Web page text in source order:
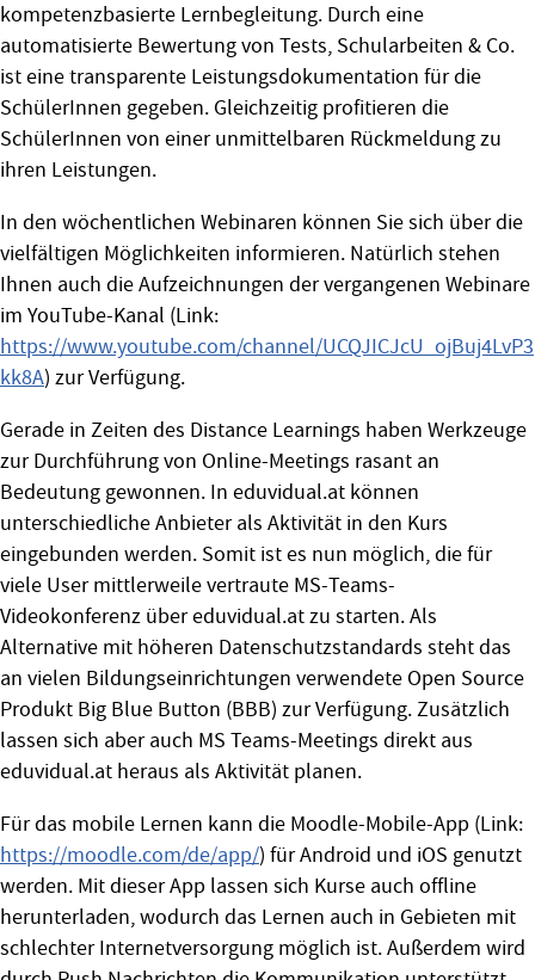
kompetenzbasierte Lernbegleitung. Durch eine
automatisierte Bewertung von Tests, Schularbeiten & Co.
ist eine transparente Leistungsdokumentation für die
SchülerInnen gegeben. Gleichzeitig profitieren die
SchülerInnen von einer unmittelbaren Rückmeldung zu
ihren Leistungen.
In den wöchentlichen Webinaren können Sie sich über die
vielfältigen Möglichkeiten informieren. Natürlich stehen
Ihnen auch die Aufzeichnungen der vergangenen Webinare
im YouTube-Kanal (Link:
https://www.youtube.com/channel/UCQJICJcU_ojBuj4LvP3
kk8A) zur Verfügung.
Gerade in Zeiten des Distance Learnings haben Werkzeuge
zur Durchführung von Online-Meetings rasant an
Bedeutung gewonnen. In eduvidual.at können
unterschiedliche Anbieter als Aktivität in den Kurs
eingebunden werden. Somit ist es nun möglich, die für
viele User mittlerweile vertraute MS-Teams-
Videokonferenz über eduvidual.at zu starten. Als
Alternative mit höheren Datenschutzstandards steht das
an vielen Bildungseinrichtungen verwendete Open Source
Produkt Big Blue Button (BBB) zur Verfügung. Zusätzlich
lassen sich aber auch MS Teams-Meetings direkt aus
eduvidual.at heraus als Aktivität planen.
Für das mobile Lernen kann die Moodle-Mobile-App (Link:
https://moodle.com/de/app/) für Android und iOS genutzt
werden. Mit dieser App lassen sich Kurse auch offline
herunterladen, wodurch das Lernen auch in Gebieten mit
schlechter Internetversorgung möglich ist. Außerdem wird